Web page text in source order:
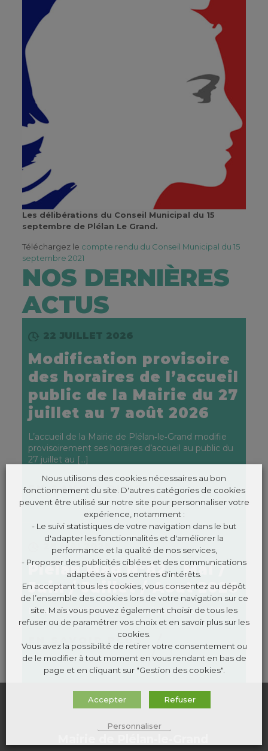
Les délibérations du Conseil Municipal du 15
septembre de Plélan Le Grand.
Téléchargez le compte rendu du Conseil Municipal du 15
septembre 2021
NOS DERNIÈRES
ACTUS
22 JUILLET 2026
Modification provisoire
des horaires de l’accueil
public de la Mairie du 27
juillet au 7 août 2026
L’accueil de la Mairie de Plélan‑le‑Grand modifie
provisoirement ses horaires d’accueil au public du
27 juillet au […]
EN SAVOIR PLUS
28 MAI 2026
Plélan Mag N°82 _ Mai /
Juin / Juillet / Aout 2026
Plélan Mag N°82 _ Mai / Juin / Juillet / Aout 2026
EN SAVOIR PLUS
Nous utilisons des cookies nécessaires au bon
fonctionnement du site. D'autres catégories de cookies
peuvent être utilisé sur notre site pour personnaliser votre
expérience, notamment :
- Le suivi statistiques de votre navigation dans le but
d'adapter les fonctionnalités et d'améliorer la
performance et la qualité de nos services,
- Proposer des publicités ciblées et des communications
adaptées à vos centres d'intérêts.
En acceptant tous les cookies, vous consentez au dépôt
de l’ensemble des cookies lors de votre navigation sur ce
site. Mais vous pouvez également choisir de tous les
refuser ou de paramétrer vos choix et en savoir plus sur les
cookies.
Vous avez la possibilité de retirer votre consentement ou
de le modifier à tout moment en vous rendant en bas de
page et en cliquant sur "Gestion des cookies".
Accepter Refuser
Personnaliser